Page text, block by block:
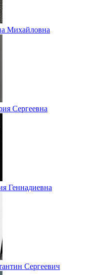
Михайловна
Сергеевна
Геннадиевна
Сергеевич